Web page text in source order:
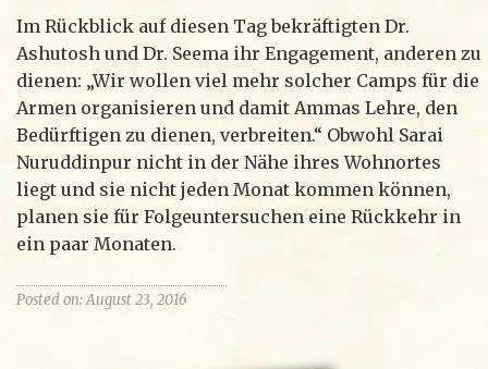
Im Rückblick auf diesen Tag bekräftigten Dr.
Ashutosh und Dr. Seema ihr Engagement, anderen zu
dienen: „Wir wollen viel mehr solcher Camps für die
Armen organisieren und damit Ammas Lehre, den
Bedürftigen zu dienen, verbreiten.“ Obwohl Sarai
Nuruddinpur nicht in der Nähe ihres Wohnortes
liegt und sie nicht jeden Monat kommen können,
planen sie für Folgeuntersuchen eine Rückkehr in
ein paar Monaten.
Posted on: August 23, 2016